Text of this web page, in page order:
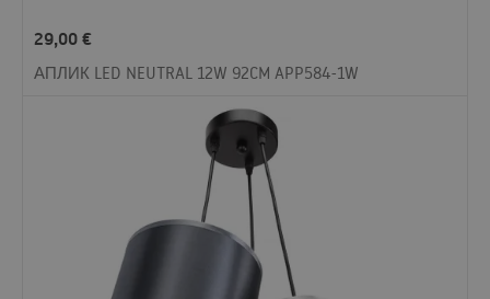
29,00€
АПЛИК LED NEUTRAL 12W 92CM APP584-1W